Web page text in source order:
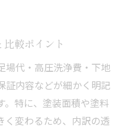
較ポイント
場代・高圧洗浄費・下地
証内容などが細かく明記
。特に、塗装面積や塗料
く変わるため、内訳の透